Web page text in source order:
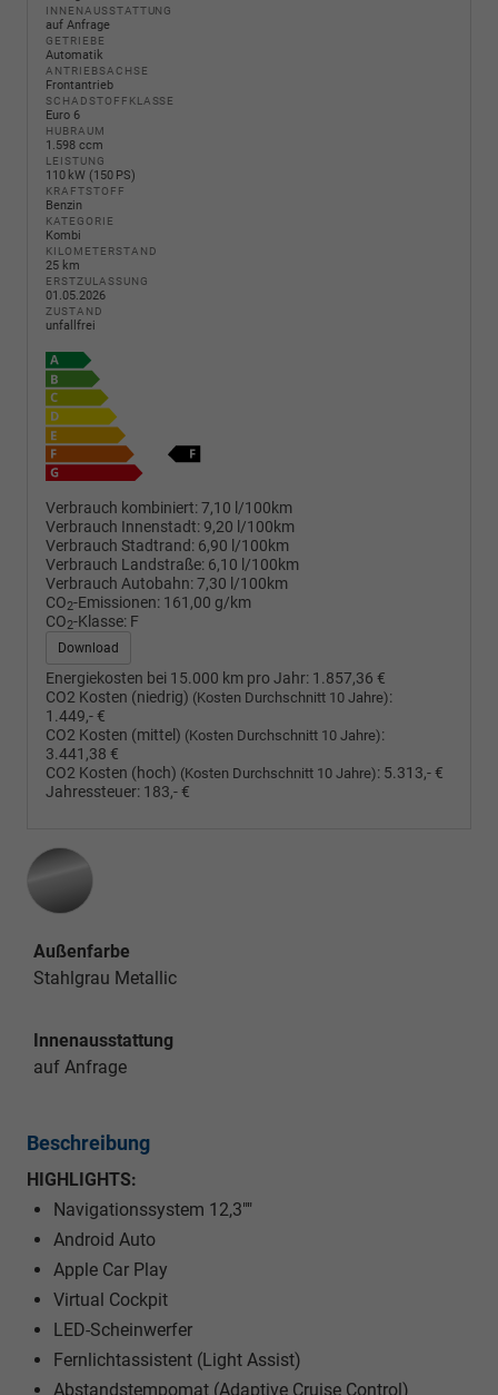
INNENAUSSTATTUNG
auf Anfrage
GETRIEBE
Automatik
ANTRIEBSACHSE
Frontantrieb
SCHADSTOFFKLASSE
Euro 6
HUBRAUM
1.598 ccm
LEISTUNG
110 kW (150 PS)
KRAFTSTOFF
Benzin
KATEGORIE
Kombi
KILOMETERSTAND
25 km
ERSTZULASSUNG
01.05.2026
ZUSTAND
unfallfrei
Verbrauch kombiniert:7,10 l/100km
Verbrauch Innenstadt: 9,20 l/100km
Verbrauch Stadtrand: 6,90 l/100km
Verbrauch Landstraße: 6,10 l/100km
Verbrauch Autobahn:7,30 l/100km
CO2-Emissionen: 161,00 g/km
CO2-Klasse: F
Download
Energiekosten bei 15.000 km pro Jahr: 1.857,36 €
CO2 Kosten (niedrig) (Kosten Durchschnitt 10 Jahre):
1.449,- €
CO2 Kosten (mittel) (Kosten Durchschnitt 10 Jahre):
3.441,38 €
CO2 Kosten (hoch) (Kosten Durchschnitt 10 Jahre): 5.313,- €
Jahressteuer: 183,- €
Außenfarbe
Stahlgrau Metallic
Innenausstattung
auf Anfrage
Beschreibung
HIGHLIGHTS:
Navigationssystem 12,3""
Android Auto
Apple Car Play
Virtual Cockpit
LED-Scheinwerfer
Fernlichtassistent (Light Assist)
Abstandstempomat (Adaptive Cruise Control)